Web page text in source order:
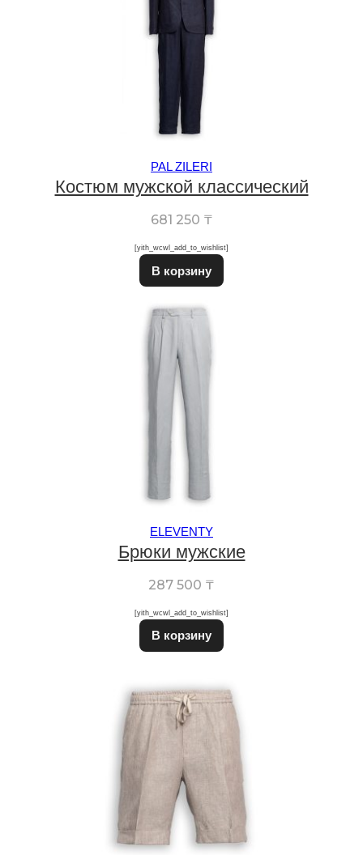
PAL ZILERI
Костюм мужской классический
681 250 ₸
[yith_wcwl_add_to_wishlist]
В корзину Этот товар имеет
ELEVENTY
Брюки мужские
287 500 ₸
[yith_wcwl_add_to_wishlist]
В корзину Этот товар имеет